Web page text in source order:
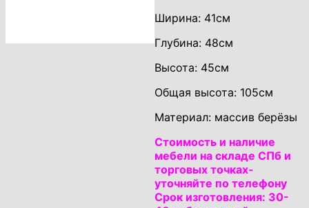
Ширина: 41см
Глубина: 48см
Высота: 45см
Общая высота: 105см
Материал: массив берёзы
Стоимость и наличие
мебели на складе СПб и
торговых точках-
уточняйте по телефону
Срок изготовления: 30-